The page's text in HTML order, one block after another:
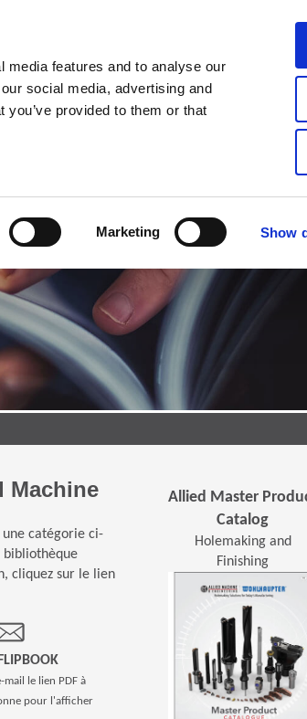
media features and to analyse our
social media, advertising and
provided to them or that
Marketing Show
Assistance
Machine
une catégorie ci-
bibliothèque
cliquez sur le lien
mail le lien PDF à
pour l'afficher
Allied Master
Catalog
Holemaking and
Finishing